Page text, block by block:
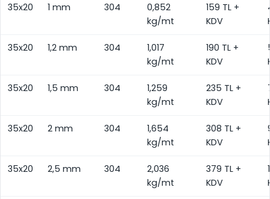
35x20 1 mm 304
0,852
kg/mt
159 TL +
KDV
35x20 1,2 mm 304
1,017
kg/mt
190 TL +
KDV
35x20 1,5 mm 304
1,259
kg/mt
235 TL +
KDV
35x20 2 mm 304
1,654
kg/mt
308 TL +
KDV
35x20 2,5 mm 304
2,036
kg/mt
379 TL +
KDV